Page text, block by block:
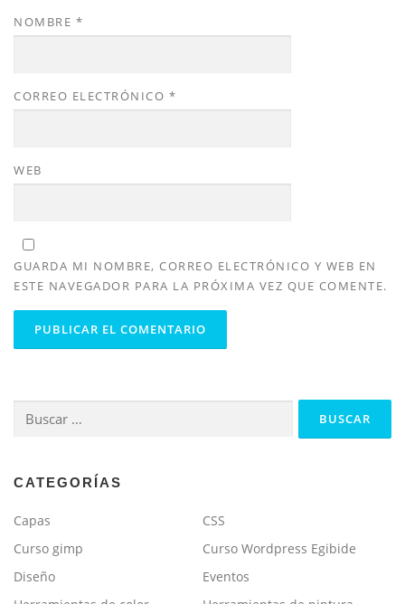
NOMBRE *
CORREO ELECTRÓNICO *
WEB
GUARDA MI NOMBRE, CORREO ELECTRÓNICO Y WEB EN
ESTE NAVEGADOR PARA LA PRÓXIMA VEZ QUE COMENTE.
Buscar:
CATEGORÍAS
Capas
CSS
Curso gimp
Curso Wordpress Egibide
Diseño
Eventos